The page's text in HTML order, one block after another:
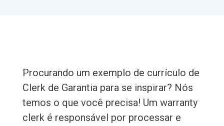
Procurando um exemplo de currículo de
Clerk de Garantia para se inspirar? Nós
temos o que você precisa! Um warranty
clerk é responsável por processar e